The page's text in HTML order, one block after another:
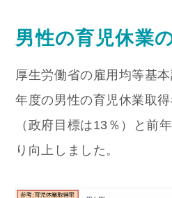
男性の育児休業
厚生労働省の雇用均等基
年度の男性の育児休業取
（政府目標は13％）と前
り向上しました。